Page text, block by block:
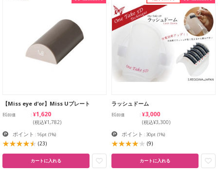
【Miss eye d’or】Miss Uプレート
EG卸価 ¥1,620
(税込¥1,782)
ポイント : 16pt (1%)
(23)
カートに入れる
ラッシュドーム
EG卸価 ¥3,000
(税込¥3,300)
ポイント : 30pt (1%)
(9)
カートに入れる